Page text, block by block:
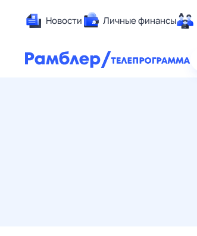
Новости Личные финансы